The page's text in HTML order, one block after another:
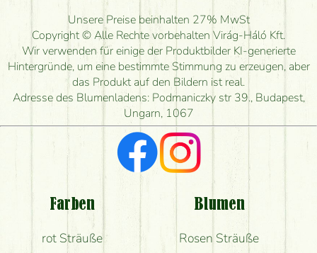
Unsere Preise beinhalten 27% MwSt
Copyright © Alle Rechte vorbehalten Virág-Háló Kft.
Wir verwenden für einige der Produktbilder KI-generierte
Hintergründe, um eine bestimmte Stimmung zu erzeugen, aber
das Produkt auf den Bildern ist real.
Adresse des Blumenladens: Podmaniczky str 39., Budapest,
Ungarn, 1067
Farben
rot Sträuße
Blumen
Rosen Sträuße